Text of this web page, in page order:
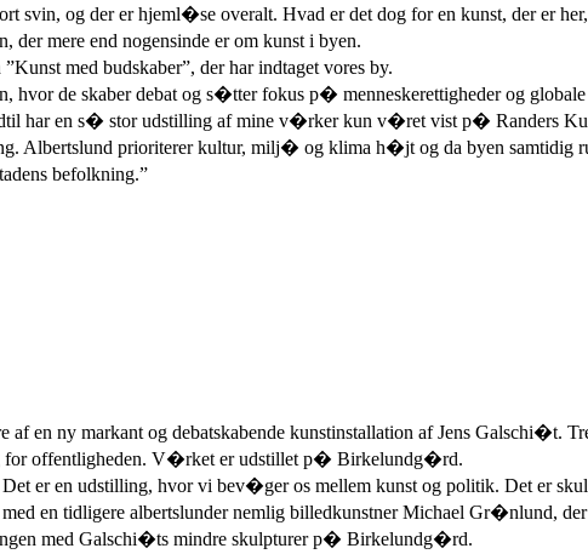
svin, og der er hjeml�se overalt. Hvad er det dog for en kunst, der er
mere end nogensinde er om kunst i byen.
med budskaber”, der har indtaget vores by.
hvor de skaber debat og s�tter fokus p� menneskerettigheder og
har en s� stor udstilling af mine v�rker kun v�ret vist p� Randers
Albertslund prioriterer kultur, milj� og klima h�jt og da byen samtidig
befolkning.”
af en ny markant og debatskabende kunstinstallation af Jens
offentligheden. V�rket er udstillet p� Birkelundg�rd.
er en udstilling, hvor vi bev�ger os mellem kunst og politik. Det er
en tidligere albertslunder nemlig billedkunstner Michael Gr�nlund,
med Galschi�ts mindre skulpturer p� Birkelundg�rd.